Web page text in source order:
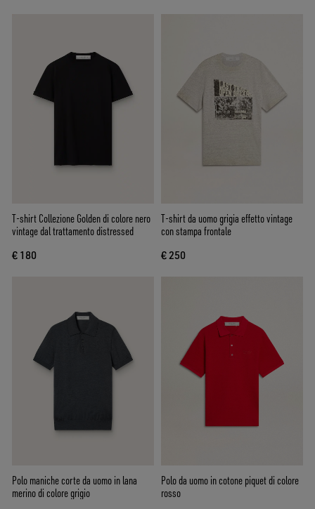
T-shirt Collezione Golden di colore nero
vintage dal trattamento distressed
€ 180
T-shirt da uomo grigia effetto vintage
con stampa frontale
€ 250
Polo maniche corte da uomo in lana
merino di colore grigio
Polo da uomo in cotone piquet di colore
rosso